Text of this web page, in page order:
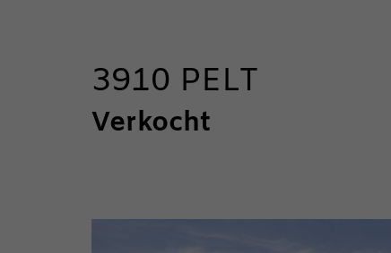
3910 PELT
Verkocht